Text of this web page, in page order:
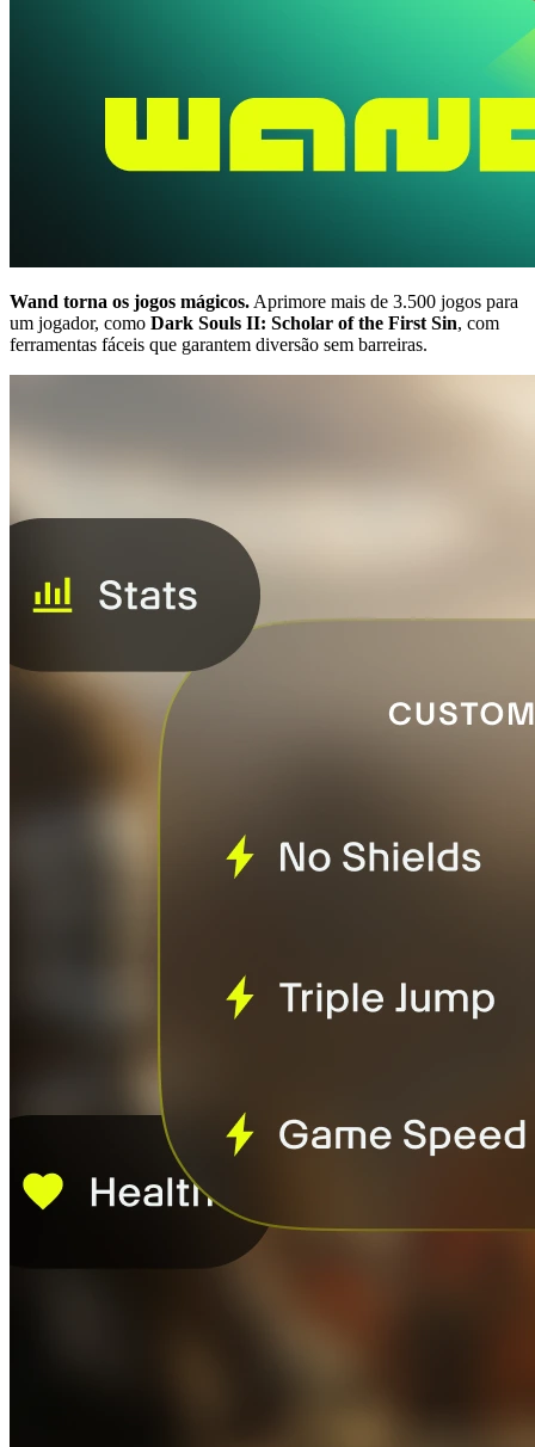
Wand torna os jogos mágicos. Aprimore mais de 3.500 jogos para
um jogador, como Dark Souls II: Scholar of the First Sin, com
ferramentas fáceis que garantem diversão sem barreiras.